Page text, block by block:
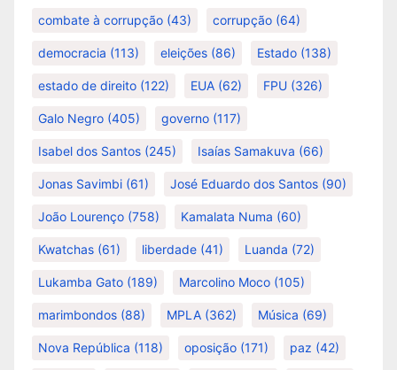
combate à corrupção (43) corrupção (64)
democracia (113) eleições (86) Estado (138)
estado de direito (122) EUA (62) FPU (326)
Galo Negro (405) governo (117)
Isabel dos Santos (245) Isaías Samakuva (66)
Jonas Savimbi (61) José Eduardo dos Santos (90)
João Lourenço (758) Kamalata Numa (60)
Kwatchas (61) liberdade (41) Luanda (72)
Lukamba Gato (189) Marcolino Moco (105)
marimbondos (88) MPLA (362) Música (69)
Nova República (118) oposição (171) paz (42)